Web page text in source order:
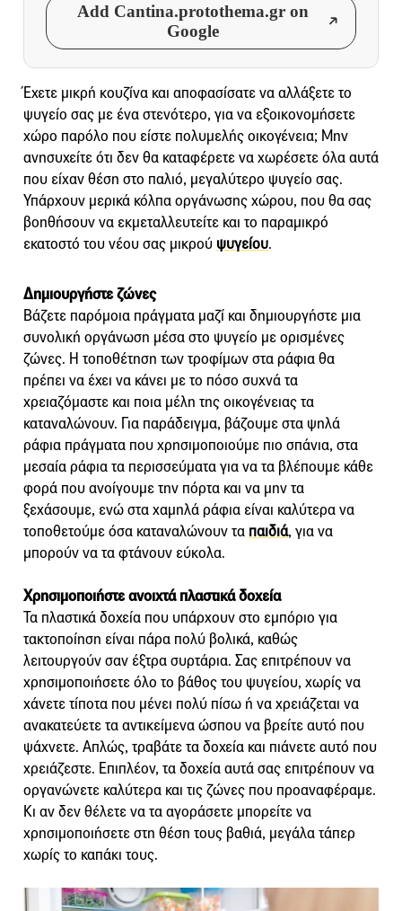
Add Cantina.protothema.gr on
Google
Έχετε μικρή κουζίνα και αποφασίσατε να αλλάξετε το
ψυγείο σας με ένα στενότερο, για να εξοικονομήσετε
χώρο παρόλο που είστε πολυμελής οικογένεια; Μην
ανησυχείτε ότι δεν θα καταφέρετε να χωρέσετε όλα αυτά
που είχαν θέση στο παλιό, μεγαλύτερο ψυγείο σας.
Υπάρχουν μερικά κόλπα οργάνωσης χώρου, που θα σας
βοηθήσουν να εκμεταλλευτείτε και το παραμικρό
εκατοστό του νέου σας μικρού ψυγείου.
Δημιουργήστε ζώνες
Βάζετε παρόμοια πράγματα μαζί και δημιουργήστε μια
συνολική οργάνωση μέσα στο ψυγείο με ορισμένες
ζώνες. Η τοποθέτηση των τροφίμων στα ράφια θα
πρέπει να έχει να κάνει με το πόσο συχνά τα
χρειαζόμαστε και ποια μέλη της οικογένειας τα
καταναλώνουν. Για παράδειγμα, βάζουμε στα ψηλά
ράφια πράγματα που χρησιμοποιούμε πιο σπάνια, στα
μεσαία ράφια τα περισσεύματα για να τα βλέπουμε κάθε
φορά που ανοίγουμε την πόρτα και να μην τα
ξεχάσουμε, ενώ στα χαμηλά ράφια είναι καλύτερα να
τοποθετούμε όσα καταναλώνουν τα παιδιά, για να
μπορούν να τα φτάνουν εύκολα.
Χρησιμοποιήστε ανοιχτά πλαστικά δοχεία
Τα πλαστικά δοχεία που υπάρχουν στο εμπόριο για
τακτοποίηση είναι πάρα πολύ βολικά, καθώς
λειτουργούν σαν έξτρα συρτάρια. Σας επιτρέπουν να
χρησιμοποιήσετε όλο το βάθος του ψυγείου, χωρίς να
χάνετε τίποτα που μένει πολύ πίσω ή να χρειάζεται να
ανακατεύετε τα αντικείμενα ώσπου να βρείτε αυτό που
ψάχνετε. Απλώς, τραβάτε τα δοχεία και πιάνετε αυτό που
χρειάζεστε. Επιπλέον, τα δοχεία αυτά σας επιτρέπουν να
οργανώνετε καλύτερα και τις ζώνες που προαναφέραμε.
Κι αν δεν θέλετε να τα αγοράσετε μπορείτε να
χρησιμοποιήσετε στη θέση τους βαθιά, μεγάλα τάπερ
χωρίς το καπάκι τους.